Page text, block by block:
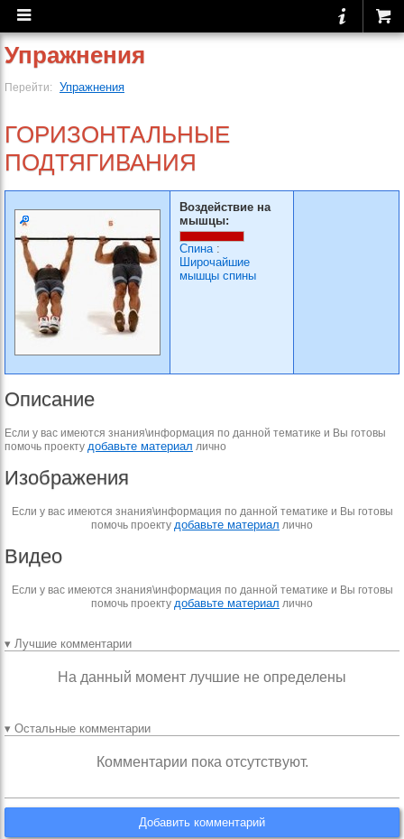
Упражнения
Перейти: Упражнения
ГОРИЗОНТАЛЬНЫЕ
ПОДТЯГИВАНИЯ
Воздействие на
мышцы:
Спина:
Широчайшие
мышцы спины
Описание
Если у вас имеются знания\информация по данной тематике и Вы готовы
помочь проекту добавьте материал лично
Изображения
Если у вас имеются знания\информация по данной тематике и Вы готовы
помочь проекту добавьте материал лично
Видео
Если у вас имеются знания\информация по данной тематике и Вы готовы
помочь проекту добавьте материал лично
▾ Лучшие комментарии
На данный момент лучшие не определены
▾ Остальные комментарии
Комментарии пока отсутствуют.
Добавить комментарий